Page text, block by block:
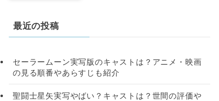
最近の投稿
セーラームーン実写版のキャストは？アニメ・映画
の見る順番やあらすじも紹介
聖闘士星矢実写やばい？キャストは？世間の評価や